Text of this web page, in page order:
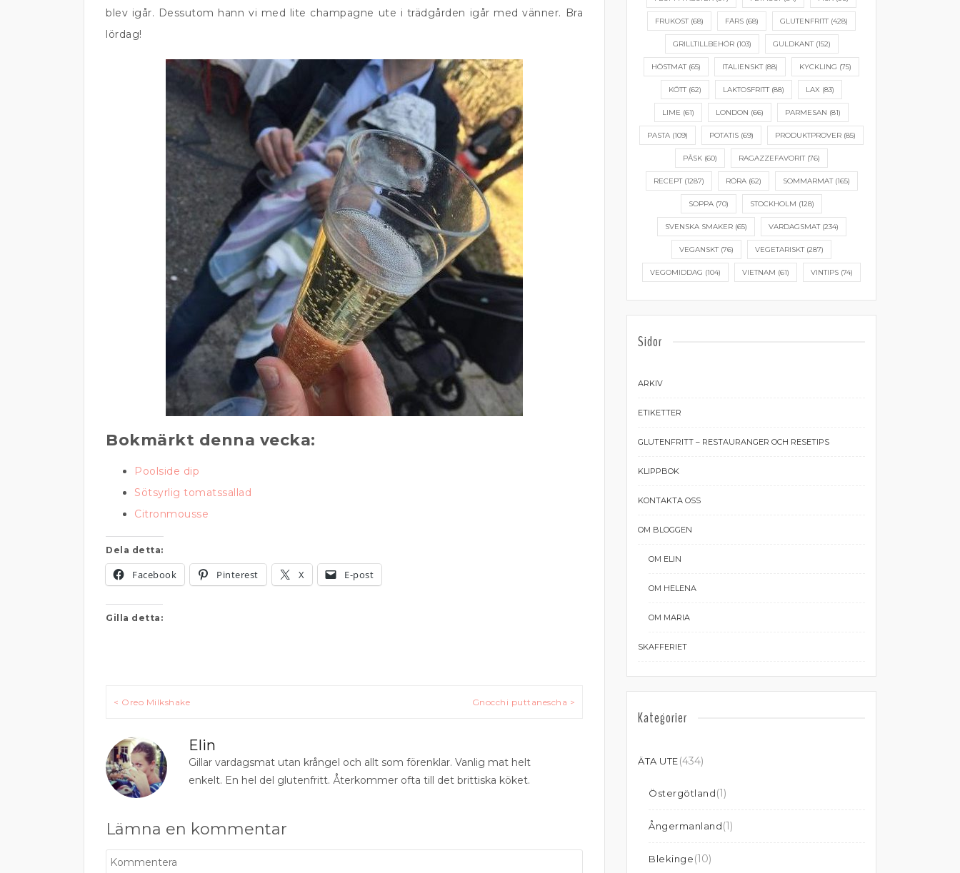
blev igår. Dessutom hann vi med lite champagne ute i trädgården igår med vänner. Bra
lördag!
Bokmärkt denna vecka:
Poolside dip
Sötsyrlig tomatssallad
Citronmousse
Dela detta:
Facebook Pinterest X E-post
Gilla detta:
Inläggsnavigering
< Oreo Milkshake Gnocchi puttanescha >
Elin
Gillar vardagsmat utan krångel och allt som förenklar. Vanlig mat helt
enkelt. En hel del glutenfritt. Återkommer ofta till det brittiska köket.
Lämna en kommentar
FRUKOST(68) FÄRS (68) GLUTENFRITT(428)
GRILLTILLBEHÖR(103) GULDKANT(152)
HÖSTMAT(65) ITALIENSKT(88) KYCKLING (75)
KÖTT(62) LAKTOSFRITT(88) LAX (83)
LIME (61) LONDON (66) PARMESAN (81)
PASTA (109) POTATIS (69) PRODUKTPROVER (85)
PÅSK (60) RAGAZZEFAVORIT(76)
RECEPT(1287) RÖRA(62) SOMMARMAT(165)
SOPPA (70) STOCKHOLM (128)
SVENSKA SMAKER(65) VARDAGSMAT(234)
VEGANSKT(76) VEGETARISKT(287)
VEGOMIDDAG (104) VIETNAM (61) VINTIPS (74)
Sidor
ARKIV
ETIKETTER
GLUTENFRITT – RESTAURANGER OCH RESETIPS
KLIPPBOK
KONTAKTA OSS
OM BLOGGEN
OM ELIN
OM HELENA
OM MARIA
SKAFFERIET
Kategorier
ÄTA UTE(434)
Östergötland(1)
Ångermanland(1)
Blekinge(10)